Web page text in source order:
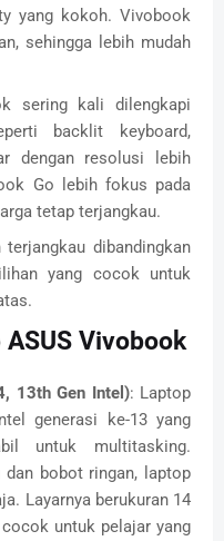
yang kokoh. Vivobook
sehingga lebih mudah
sering kali dilengkapi
backlit keyboard,
dengan resolusi lebih
Go lebih fokus pada
tetap terjangkau.
dibandingkan
yang cocok untuk
Vivobook
13th Gen Intel): Laptop
generasi ke-13 yang
untuk multitasking.
dan bobot ringan, laptop
Layarnya berukuran 14
untuk pelajar yang